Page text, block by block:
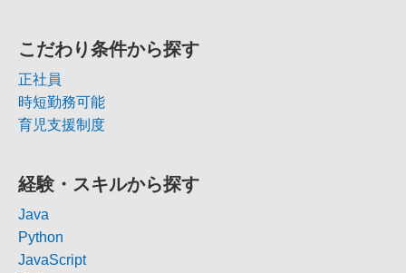
こだわり条件から探す
正社員
時短勤務可能
育児支援制度
経験・スキルから探す
Java
Python
JavaScript